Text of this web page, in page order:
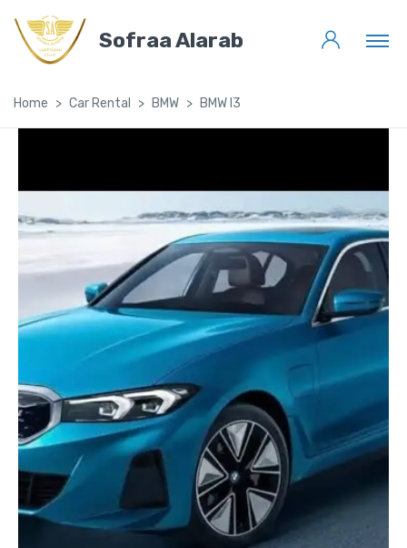
Sofraa Alarab
Home Car Rental BMW BMW I3